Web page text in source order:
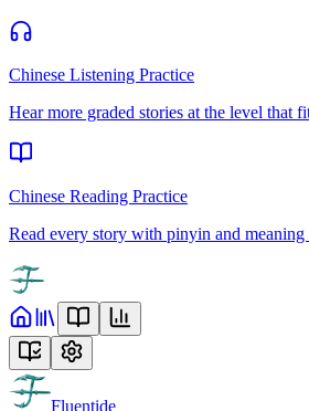
Chinese Listening Practice
Hear more graded stories at the level that
Chinese Reading Practice
Read every story with pinyin and
Fluentide